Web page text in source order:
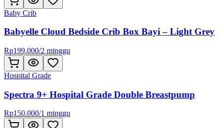
Baby Crib
Babyelle Cloud Bedside Crib Box Bayi – Light Grey
Rp199.000/2 minggu
Hospital Grade
Spectra 9+ Hospital Grade Double Breastpump
Rp150.000/1 minggu